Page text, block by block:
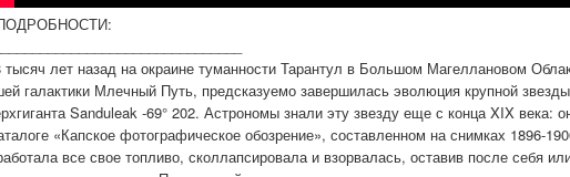
тысяч лет назад на окраине туманности Тарантул в Большом Магеллановом
галактики Млечный Путь, предсказуемо завершилась эволюция крупной
Sanduleak -69° 202. Астрономы знали эту звезду еще с конца XIX века:
«Капское фотографическое обозрение», составленном на снимках 1896-
все свое топливо, сколлапсировала и взорвалась, оставив после себя